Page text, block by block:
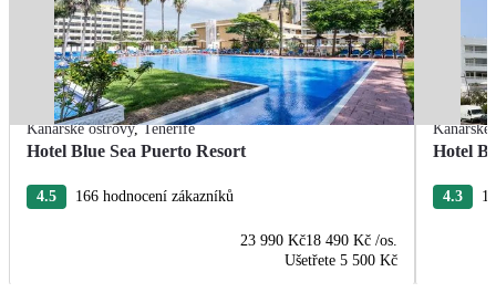
Kanárské ostrovy,Tenerife
Hotel Blue Sea Puerto Resort
4.5 166 hodnocení zákazníků
23 990 Kč18 490 Kč /os.
Ušetřete 5 500 Kč
Kanárské
Hotel
4.3